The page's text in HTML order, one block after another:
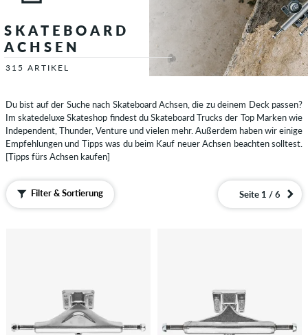
SKATEBOARD
ACHSEN
315 ARTIKEL
Du bist auf der Suche nach Skateboard Achsen, die zu deinem Deck passen?
Im skatedeluxe Skateshop findest du Skateboard Trucks der Top Marken wie
Independent, Thunder, Venture und vielen mehr. Außerdem haben wir einige
Empfehlungen und Tipps was du beim Kauf neuer Achsen beachten solltest.
[Tipps fürs Achsen kaufen]
Filter & Sortierung Seite 1 / 6